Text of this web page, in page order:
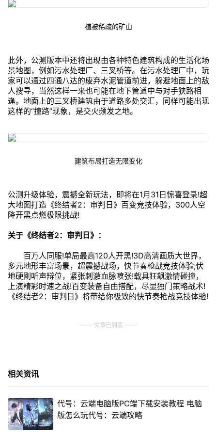
植被稀疏的矿山
此外，公测版本中还将出现由各种特色建筑构成的生活化场
景地图，例如污水处理厂、三叉桥等。在污水处理厂中，玩
家可以通过四通八达的废弃水泥管道前进，躲避地面上的敌
人搜寻，当然这样一来也可能在地下管道中与对手狭路相
逢。地面上的三叉桥建筑由于道路多处交汇，同样可能出现
这样的“撞路”现象，是交火频发之地。
建筑布局打造无限变化
公测升级体验，震撼全新玩法，即将在1月31日惊喜登录!超
大地图打造《终结者2：审判日》百变竞技体验，300人空
降开黑点燃极限挑战!
关于《终结者2：审判日》：
百万人同服!单局最高120人开黑!3D高清画质大世界，
多元地形丰富场景，超震撼战场，快节奏枪战竞技体验;伏
地硬刚听声辩位，紧张刺激血脉喷张!载具狂飙激情碰撞，
上演精彩时速之战!百变装备自由搭配，尽显独门策略战术!
《终结者2：审判日》将带给你极致的快节奏枪战竞技体验!
文章已到底
相关资讯
代号：云端电脑版PC端下载安装教程 电脑
版怎么玩代号：云端攻略